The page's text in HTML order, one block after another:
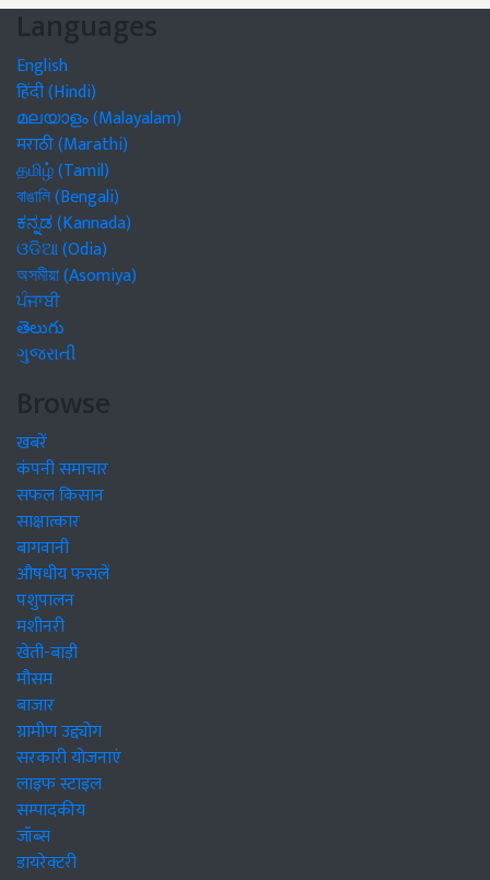
Languages
English
हिंदी (Hindi)
മലയാളം (Malayalam)
मराठी (Marathi)
தமிழ் (Tamil)
বাঙালি (Bengali)
ಕನ್ನಡ (Kannada)
ଓଡିଆ (Odia)
অসমীয়া (Asomiya)
ਪੰਜਾਬੀ
తెలుగు
ગુજરાતી
Browse
खबरें
कंपनी समाचार
सफल किसान
साक्षात्कार
बागवानी
औषधीय फसलें
पशुपालन
मशीनरी
खेती-बाड़ी
मौसम
बाजार
ग्रामीण उद्द्योग
सरकारी योजनाएं
लाइफ स्टाइल
सम्पादकीय
जॉब्स
डायरेक्टरी